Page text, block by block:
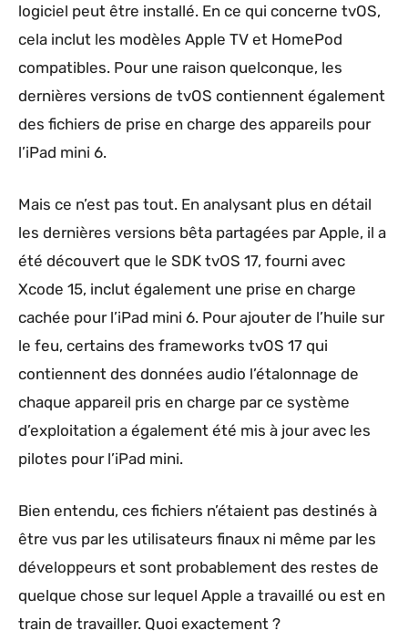
logiciel peut être installé. En ce qui concerne tvOS,
cela inclut les modèles Apple TV et HomePod
compatibles. Pour une raison quelconque, les
dernières versions de tvOS contiennent également
des fichiers de prise en charge des appareils pour
l’iPad mini 6.
Mais ce n’est pas tout. En analysant plus en détail
les dernières versions bêta partagées par Apple, il a
été découvert que le SDK tvOS 17, fourni avec
Xcode 15, inclut également une prise en charge
cachée pour l’iPad mini 6. Pour ajouter de l’huile sur
le feu, certains des frameworks tvOS 17 qui
contiennent des données audio l’étalonnage de
chaque appareil pris en charge par ce système
d’exploitation a également été mis à jour avec les
pilotes pour l’iPad mini.
Bien entendu, ces fichiers n’étaient pas destinés à
être vus par les utilisateurs finaux ni même par les
développeurs et sont probablement des restes de
quelque chose sur lequel Apple a travaillé ou est en
train de travailler. Quoi exactement ?